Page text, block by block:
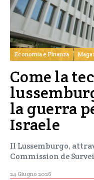
Economia e Finanza
Come la
la guerra
Israele
Il Lussemburgo,
Commission de
24 Giugno 2026